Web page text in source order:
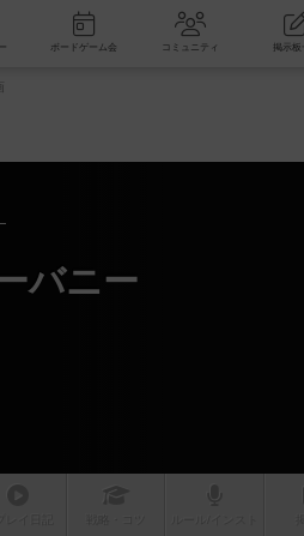
新着レビュー ボードゲーム会 コミュニティ
バニー